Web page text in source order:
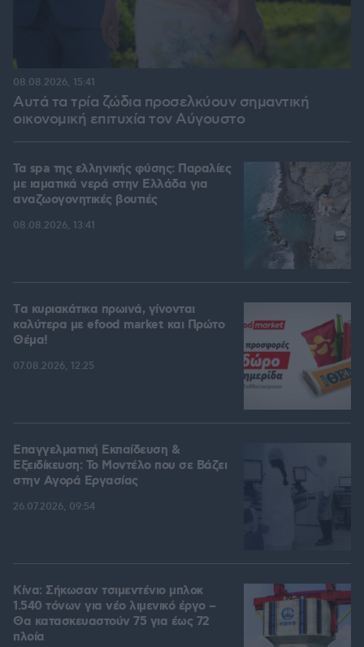
Αυτά τα τρία ζώδια προσελκύουν σημαντική
οικονομική επιτυχία τον Αύγουστο
08.08.2026, 15:41
Τα spa της ελληνικής φύσης: Παραλίες
με ιαματικά νερά στην Ελλάδα για
αναζωογονητικές βουτιές
08.08.2026, 13:41
Tα κυριακάτικα πρωινά, γίνονται
καλύτερα με efood market και Πρώτο
Θέμα!
07.08.2026, 12:25
Επαγγελματική Εκπαίδευση &
Εξειδίκευση: Το Mοντέλο που σε Bάζει
στην Aγορά Eργασίας
26.07.2026, 09:54
Κίνα: Σήκωσαν τσιμεντένιο μπλοκ
1.540 τόνων για νέο λιμενικό έργο –
Θα κατασκευαστούν 75 για έως 72
πλοία